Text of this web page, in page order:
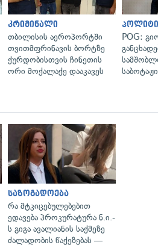
კრიმინალი
თბილისის აეროპორტში
თვითმფრინავის ბორტზე
ქურდობისთვის ჩინეთის
ორი მოქალაქე დააკავეს
POG:
საზოგადოება
რა მტკიცებულებებით
ედავება პროკურატურა ნ.ი.-
ს გიგა ავალიანის საქმეზე
ძალადობის წაქეზებას —